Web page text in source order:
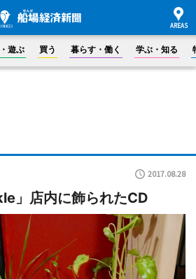
遊ぶ 買う 暮らす・働く 学ぶ・知る
2017.08.28
」店内に飾られたCD